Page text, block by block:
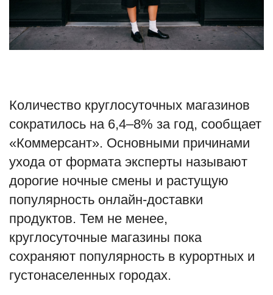
Шоу-бизнес
Россия
Язык
Количество круглосуточных магазинов
сократилось на 6,4–8% за год, сообщает
«Коммерсант». Основными причинами
ухода от формата эксперты называют
дорогие ночные смены и растущую
популярность онлайн-доставки
продуктов. Тем не менее,
круглосуточные магазины пока
сохраняют популярность в курортных и
густонаселенных городах.